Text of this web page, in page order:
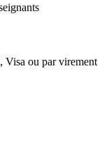
Visa ou par virement